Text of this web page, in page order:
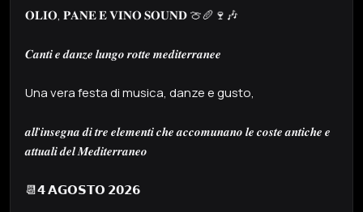
𝐎𝐋𝐈𝐎, 𝐏𝐀𝐍𝐄 𝐄 𝐕𝐈𝐍𝐎 𝐒𝐎𝐔𝐍𝐃 🍈🥖🍷🎶
𝑪𝒂𝒏𝒕𝒊 𝒆 𝒅𝒂𝒏𝒛𝒆 𝒍𝒖𝒏𝒈𝒐 𝒓𝒐𝒕𝒕𝒆 𝒎𝒆𝒅𝒊𝒕𝒆𝒓𝒓𝒂𝒏𝒆𝒆
Una vera festa di musica, danze e gusto,
𝒂𝒍𝒍'𝒊𝒏𝒔𝒆𝒈𝒏𝒂 𝒅𝒊 𝒕𝒓𝒆 𝒆𝒍𝒆𝒎𝒆𝒏𝒕𝒊 𝒄𝒉𝒆 𝒂𝒄𝒄𝒐𝒎𝒖𝒏𝒂𝒏𝒐 𝒍𝒆 𝒄𝒐𝒔𝒕𝒆 𝒂𝒏𝒕𝒊𝒄𝒉𝒆 𝒆
𝒂𝒕𝒕𝒖𝒂𝒍𝒊 𝒅𝒆𝒍 𝑴𝒆𝒅𝒊𝒕𝒆𝒓𝒓𝒂𝒏𝒆𝒐
📆𝟰 𝗔𝗚𝗢𝗦𝗧𝗢 𝟮𝟬𝟮𝟲